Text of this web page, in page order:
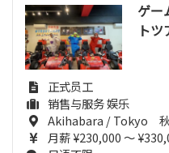
ゲー
ト
正式员工
销售与服务 娱乐
Akihabara / Tokyo 秋
月薪 ¥230,000 ～